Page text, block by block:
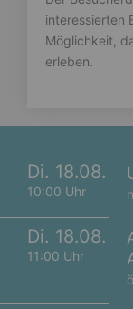
interessierten
Möglichkeit,
erleben.
Di. 18.08.
10:00 Uhr
Di. 18.08.
11:00 Uhr